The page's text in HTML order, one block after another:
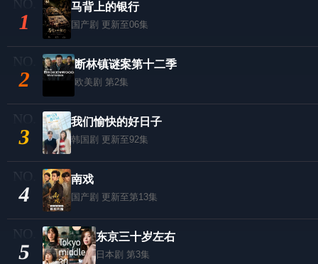
1
马背上的银行
国产剧 更新至06集
2
断林镇谜案第十二季
欧美剧 第2集
3
我们愉快的好日子
韩国剧 更新至92集
4
南戏
国产剧 更新至第13集
5
东京三十岁左右
日本剧 第3集